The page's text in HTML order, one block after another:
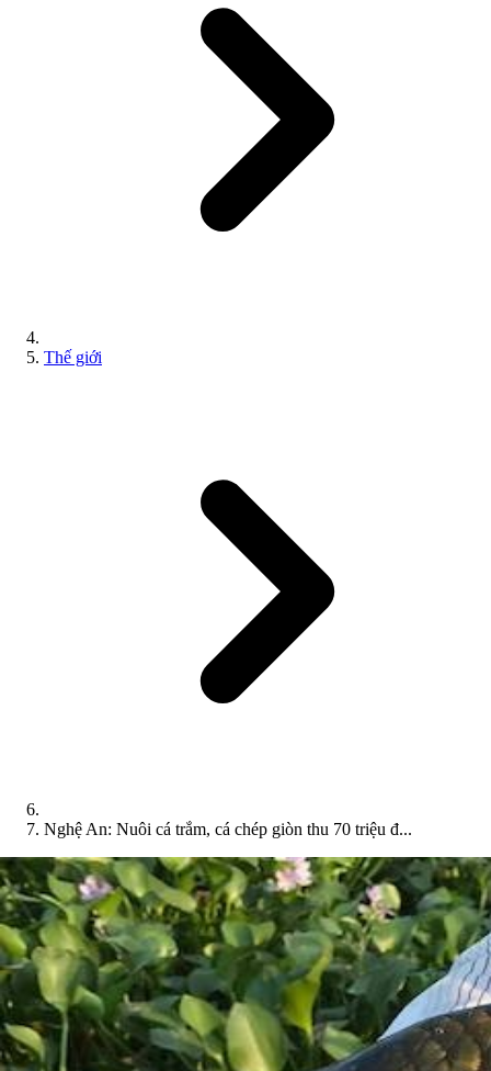
Thế giới
Nghệ An: Nuôi cá trắm, cá chép giòn thu 70 triệu đ...